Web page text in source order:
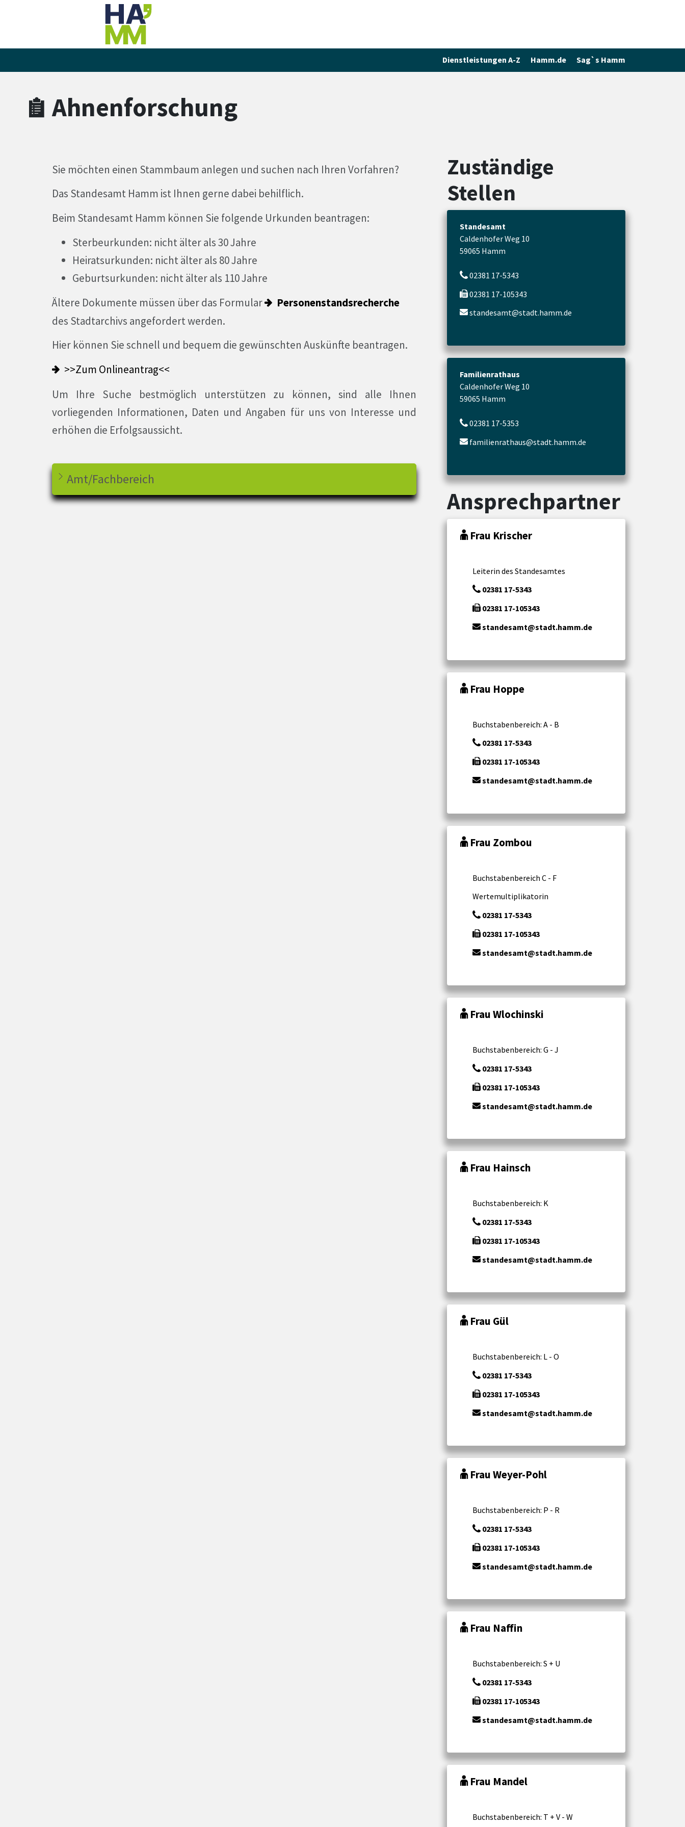
Zum Hauptinhalt
Dienstleistungen A-Z Hamm.de Sag`s Hamm
Ahnenforschung
Sie möchten einen Stammbaum anlegen und suchen nach Ihren Vorfahren?
Das Standesamt Hamm ist Ihnen gerne dabei behilflich.
Beim Standesamt Hamm können Sie folgende Urkunden beantragen:
Sterbeurkunden: nicht älter als 30 Jahre
Heiratsurkunden: nicht älter als 80 Jahre
Geburtsurkunden: nicht älter als 110 Jahre
Ältere Dokumente müssen über das Formular
Personenstandsrecherche
des Stadtarchivs angefordert werden.
Hier können Sie schnell und bequem die gewünschten Auskünfte beantragen.
>>Zum Onlineantrag<<
Um Ihre Suche bestmöglich unterstützen zu können, sind alle Ihnen
vorliegenden Informationen, Daten und Angaben für uns von Interesse und
erhöhen die Erfolgsaussicht.
Amt/Fachbereich
Zuständige
Stellen
Standesamt
Caldenhofer Weg 10
59065 Hamm
02381 17-5343
02381 17-105343
standesamt@stadt.hamm.de
Familienrathaus
Caldenhofer Weg 10
59065 Hamm
02381 17-5353
familienrathaus@stadt.hamm.de
Ansprechpartner
Frau Krischer
Leiterin des Standesamtes
02381 17-5343
02381 17-105343
standesamt@stadt.hamm.de
Frau Hoppe
Buchstabenbereich: A - B
02381 17-5343
02381 17-105343
standesamt@stadt.hamm.de
Frau Zombou
Buchstabenbereich C - F
Wertemultiplikatorin
02381 17-5343
02381 17-105343
standesamt@stadt.hamm.de
Frau Wlochinski
Buchstabenbereich: G - J
02381 17-5343
02381 17-105343
standesamt@stadt.hamm.de
Frau Hainsch
Buchstabenbereich: K
02381 17-5343
02381 17-105343
standesamt@stadt.hamm.de
Frau Gül
Buchstabenbereich: L - O
02381 17-5343
02381 17-105343
standesamt@stadt.hamm.de
Frau Weyer-Pohl
Buchstabenbereich: P - R
02381 17-5343
02381 17-105343
standesamt@stadt.hamm.de
Frau Naffin
Buchstabenbereich: S + U
02381 17-5343
02381 17-105343
standesamt@stadt.hamm.de
Frau Mandel
Buchstabenbereich: T + V - W